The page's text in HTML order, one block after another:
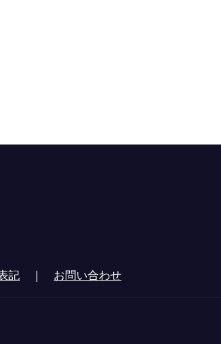
記 ｜ お問い合わせ